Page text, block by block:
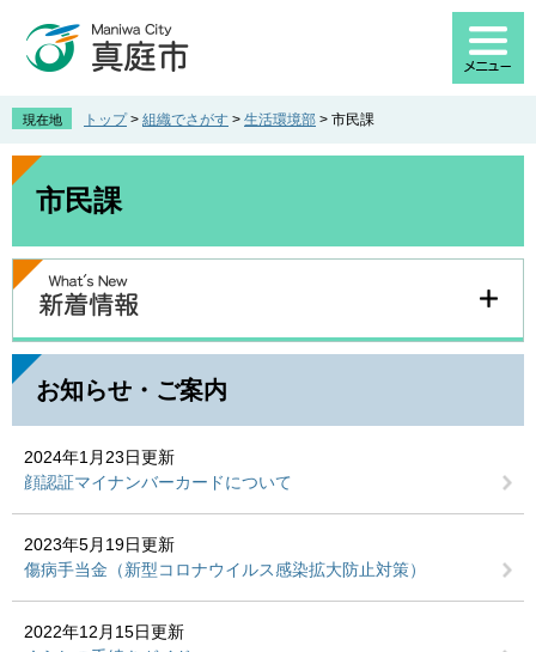
先
す
を
し
文
へ
現在地 トップ > 組織でさがす > 生活環境部 > 市民課
本
市民課
お知らせ・ご案内
2024年1月23日更新
顔認証マイナンバーカードについて
2023年5月19日更新
傷病手当金（新型コロナウイルス感染拡大防止対策）
2022年12月15日更新